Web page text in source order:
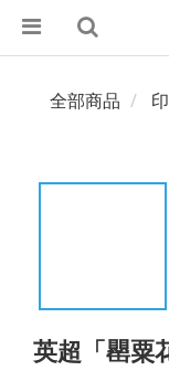
全部商品
英超「罌粟